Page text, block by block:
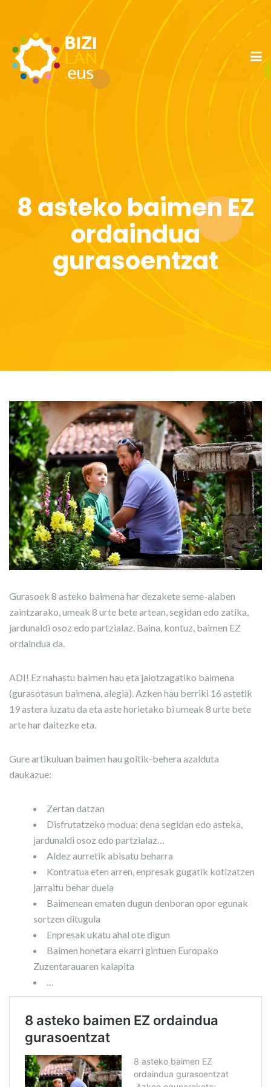
8 asteko baimen EZ
ordaindua
gurasoentzat
Gurasoek 8 asteko baimena har dezakete seme-alaben
zaintzarako, umeak 8 urte bete artean, segidan edo zatika,
jardunaldi osoz edo partzialaz. Baina, kontuz, baimen EZ
ordaindua da.
ADI! Ez nahastu baimen hau eta jaiotzagatiko baimena
(gurasotasun baimena, alegia). Azken hau berriki 16 astetik
19 astera luzatu da eta aste horietako bi umeak 8 urte bete
arte har daitezke eta.
Gure artikuluan baimen hau goitik-behera azalduta
daukazue:
Zertan datzan
Disfrutatzeko modua: dena segidan edo asteka,
jardunaldi osoz edo partzialaz…
Aldez aurretik abisatu beharra
Kontratua eten arren, enpresak gugatik kotizatzen
jarraitu behar duela
Baimenean ematen dugun denboran opor egunak
sortzen ditugula
Enpresak ukatu ahal ote digun
Baimen honetara ekarri gintuen Europako
Zuzentarauaren kalapita